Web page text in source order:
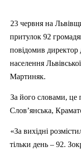
23 червня на
притулок 92
повідомив директор
населення
Мартиняк.
За його словами, це
Слов’янська,
«За вихідні
тільки день – 92.